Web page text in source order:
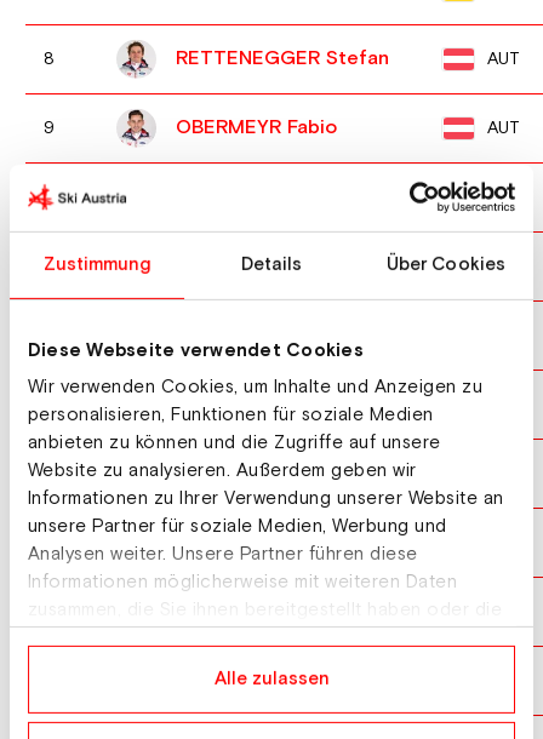
Zustimmung Details Über Cookies
Diese Webseite verwendet Cookies
Wir verwenden Cookies, um Inhalte und Anzeigen zu
personalisieren, Funktionen für soziale Medien
anbieten zu können und die Zugriffe auf unsere
Website zu analysieren. Außerdem geben wir
Informationen zu Ihrer Verwendung unserer Website an
unsere Partner für soziale Medien, Werbung und
Analysen weiter. Unsere Partner führen diese
Informationen möglicherweise mit weiteren Daten
zusammen, die Sie ihnen bereitgestellt haben oder die
Alle zulassen
8 RETTENEGGER Stefan AUT
9 OBERMEYR Fabio AUT
10 NOR
11 ILVES Kristjan EST
REHRL Franz-Josef
14 SKOGLUND Andreas
15 FRITZ Martin
MUHLETHALER Laurent
RETTENEGGER Thomas